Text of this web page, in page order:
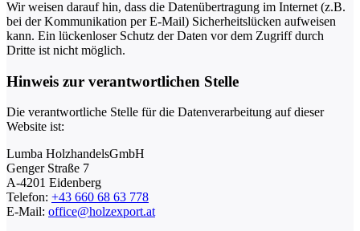
Wir weisen darauf hin, dass die Datenübertragung im Internet (z.B.
bei der Kommunikation per E-Mail) Sicherheitslücken aufweisen
kann. Ein lückenloser Schutz der Daten vor dem Zugriff durch
Dritte ist nicht möglich.
Hinweis zur verantwortlichen Stelle
Die verantwortliche Stelle für die Datenverarbeitung auf dieser
Website ist:
Lumba HolzhandelsGmbH
Genger Straße 7
A-4201 Eidenberg
Telefon: +43 660 68 63 778
E-Mail: office@holzexport.at